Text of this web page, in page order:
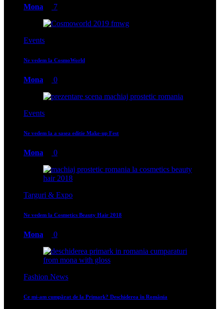
Mona 7
Events
Ne vedem la CosmoWorld
Mona 0
Events
Ne vedem la a sasea editie Make-up Fest
Mona 0
Targuri & Expo
Ne vedem la Cosmetics Beauty Hair 2018
Mona 0
Fashion News
Ce mi-am cumpărat de la Primark? Deschiderea în România